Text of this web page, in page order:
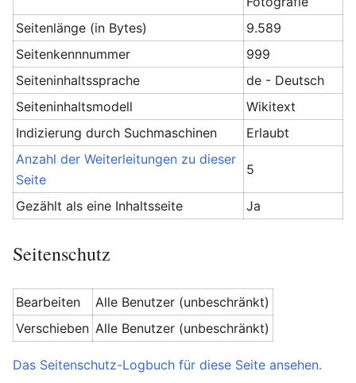
Seitenlänge (in Bytes)
9.589
Seitenkennnummer
999
Seiteninhaltssprache
de - Deutsch
Seiteninhaltsmodell
Wikitext
Indizierung durch Suchmaschinen
Erlaubt
Anzahl der Weiterleitungen zu dieser
Seite
5
Gezählt als eine Inhaltsseite Ja
Seitenschutz
Bearbeiten
Alle Benutzer (unbeschränkt)
Verschieben Alle Benutzer (unbeschränkt)
Das Seitenschutz-Logbuch für diese Seite ansehen.